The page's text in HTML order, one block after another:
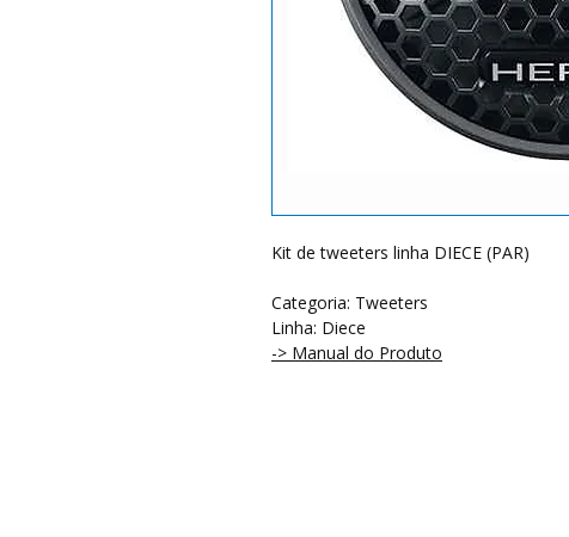
Kit de tweeters linha DIECE (PAR)
Categoria: Tweeters
Linha: Diece
-> Manual do Produto